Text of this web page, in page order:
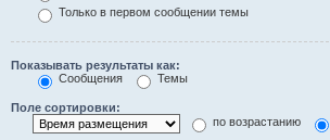
Только в первом сообщении темы
Показывать результаты как:
Сообщения
Темы
Поле сортировки:
по возрастанию